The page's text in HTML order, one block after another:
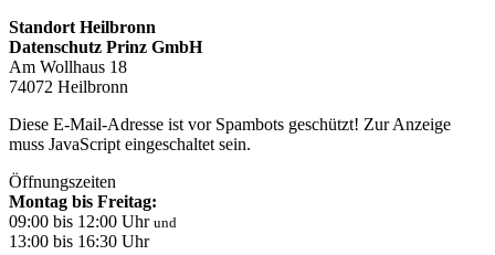
Standort Heilbronn
Datenschutz Prinz GmbH
Am Wollhaus 18
74072 Heilbronn
Diese E-Mail-Adresse ist vor Spambots geschützt! Zur Anzeige
muss JavaScript eingeschaltet sein.
Öffnungszeiten
Montag bis Freitag:
09:00 bis 12:00 Uhr und
13:00 bis 16:30 Uhr